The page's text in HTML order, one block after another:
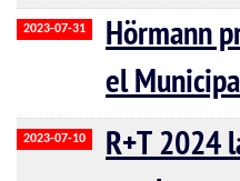
2023-07-31
Hörmann
el
2023-07-10
R+T 2024